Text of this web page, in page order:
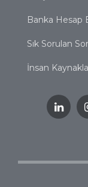
Banka Hesap
Sık Sorulan
İnsan